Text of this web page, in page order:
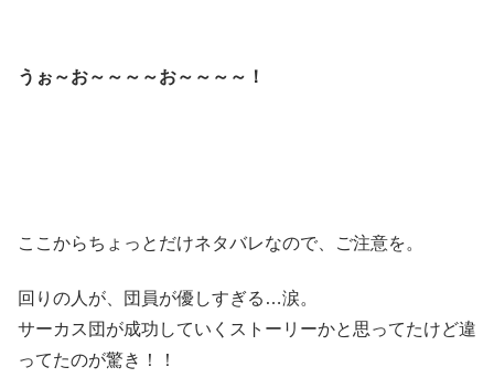
うぉ～お～～～～お～～～～！
ここからちょっとだけネタバレなので、ご注意を。
回りの人が、団員が優しすぎる…涙。
サーカス団が成功していくストーリーかと思ってたけど違
ってたのが驚き！！